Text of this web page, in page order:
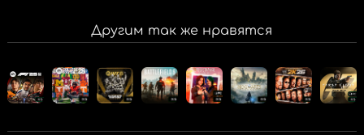
Другим так же нравятся